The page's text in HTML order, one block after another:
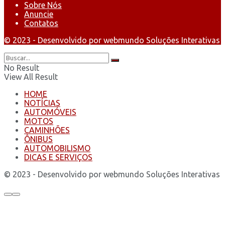
Sobre Nós
Anuncie
Contatos
© 2023 - Desenvolvido por webmundo Soluções Interativas
No Result
View All Result
HOME
NOTÍCIAS
AUTOMÓVEIS
MOTOS
CAMINHÕES
ÔNIBUS
AUTOMOBILISMO
DICAS E SERVIÇOS
© 2023 - Desenvolvido por webmundo Soluções Interativas